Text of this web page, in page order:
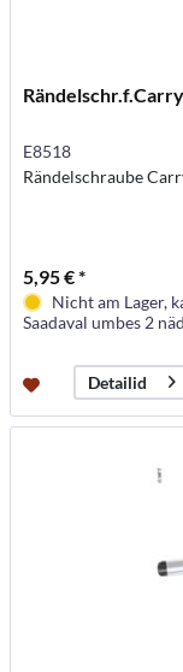
E8518
Rändelschraube
5,95 € *
Nicht am Lager,
Saadaval umbes 2
Detailid